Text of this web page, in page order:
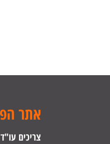
אתר
צריכים